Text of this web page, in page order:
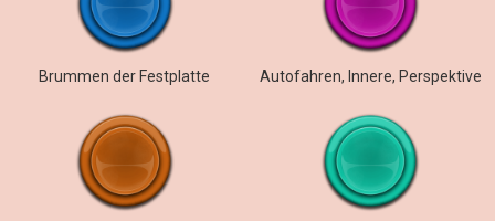
Brummen der Festplatte Autofahren, Innere, Perspektive